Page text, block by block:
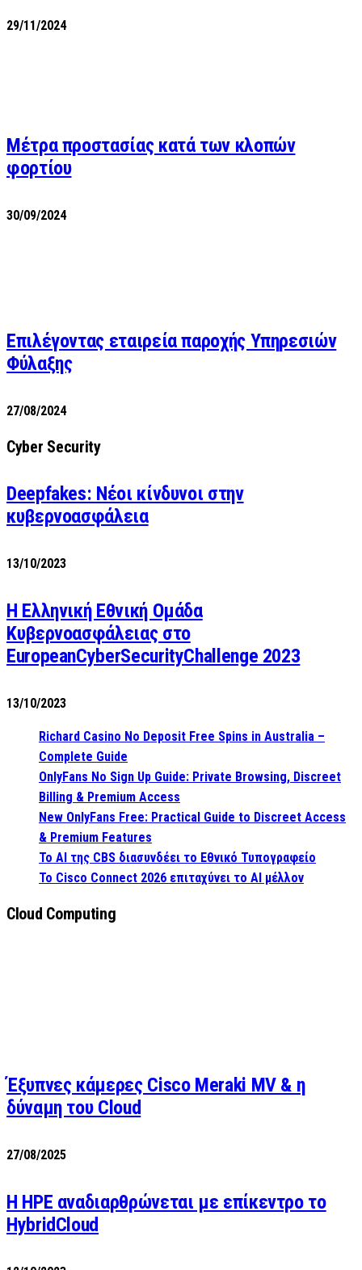
29/11/2024
Μέτρα προστασίας κατά των κλοπών
φορτίου
30/09/2024
Επιλέγοντας εταιρεία παροχής Υπηρεσιών
Φύλαξης
27/08/2024
Cyber Security
Deepfakes: Νέοι κίνδυνοι στην
κυβερνοασφάλεια
13/10/2023
Η Ελληνική Εθνική Ομάδα
Κυβερνοασφάλειας στο
EuropeanCyberSecurityChallenge 2023
13/10/2023
Richard Casino No Deposit Free Spins in Australia –
Complete Guide
OnlyFans No Sign Up Guide: Private Browsing, Discreet
Billing & Premium Access
New OnlyFans Free: Practical Guide to Discreet Access
& Premium Features
Το AI της CBS διασυνδέει το Εθνικό Τυπογραφείο
Το Cisco Connect 2026 επιταχύνει το AI μέλλον
Cloud Computing
Έξυπνες κάμερες Cisco Meraki MV & η
δύναμη του Cloud
27/08/2025
H HPE αναδιαρθρώνεται με επίκεντρο το
HybridCloud